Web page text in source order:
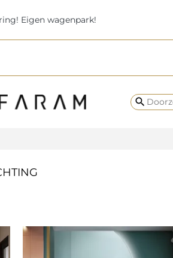
Eigen wagenpark!
search